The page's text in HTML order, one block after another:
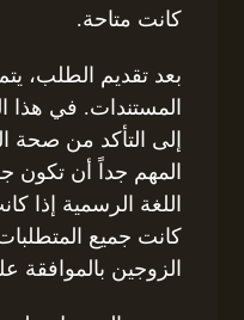
كانت متاحة.
بعد تقديم الطلب،
المستندات. في هذا
إلى التأكد من صحة
المهم جداً أن تكون
اللغة الرسمية إذا
كانت جميع
الزوجين بالموافقة